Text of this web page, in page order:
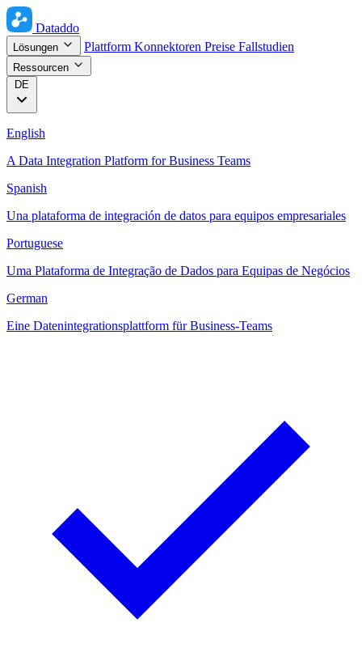
Dataddo
Lösungen Plattform Konnektoren Preise Fallstudien
Ressourcen
DE
English
A Data Integration Platform for Business Teams
Spanish
Una plataforma de integración de datos para equipos empresariales
Portuguese
Uma Plataforma de Integração de Dados para Equipas de Negócios
German
Eine Datenintegrationsplattform für Business-Teams